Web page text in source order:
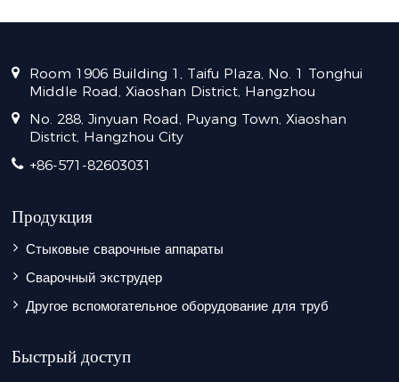
Room 1906 Building 1, Taifu Plaza, No. 1 Tonghui
Middle Road, Xiaoshan District, Hangzhou
No. 288, Jinyuan Road, Puyang Town, Xiaoshan
District, Hangzhou City
+86-571-82603031
Продукция
Стыковые сварочные аппараты
Сварочный экструдер
Другое вспомогательное оборудование для труб
Быстрый доступ